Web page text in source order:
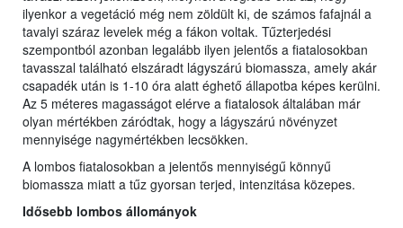
ilyenkor a vegetáció még nem zöldült ki, de számos fafajnál a
tavalyi száraz levelek még a fákon voltak. Tűzterjedési
szempontból azonban legalább ilyen jelentős a fiatalosokban
tavasszal található elszáradt lágyszárú biomassza, amely akár
csapadék után is 1-10 óra alatt éghető állapotba képes kerülni.
Az 5 méteres magasságot elérve a fiatalosok általában már
olyan mértékben záródtak, hogy a lágyszárú növényzet
mennyisége nagymértékben lecsökken.
A lombos fiatalosokban a jelentős mennyiségű könnyű
biomassza miatt a tűz gyorsan terjed, intenzitása közepes.
Idősebb lombos állományok